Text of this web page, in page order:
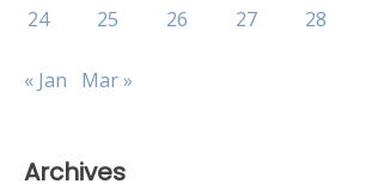
24
25 26 27 28
« Jan Mar »
Archives